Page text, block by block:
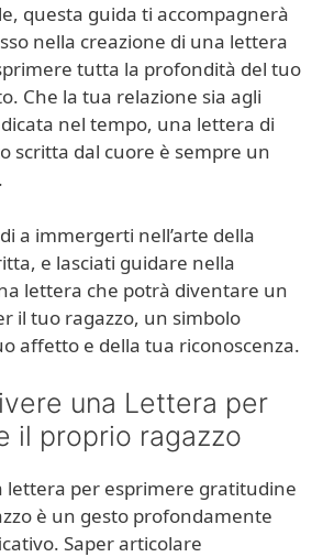
questa guida ti accompagnerà
nella creazione di una lettera
tutta la profondità del tuo
Che la tua relazione sia agli
nel tempo, una lettera di
scritta dal cuore è sempre un
a immergerti nell’arte della
e lasciati guidare nella
lettera che potrà diventare un
il tuo ragazzo, un simbolo
affetto e della tua riconoscenza.
una Lettera per
il proprio ragazzo
lettera per esprimere gratitudine
è un gesto profondamente
Saper articolare